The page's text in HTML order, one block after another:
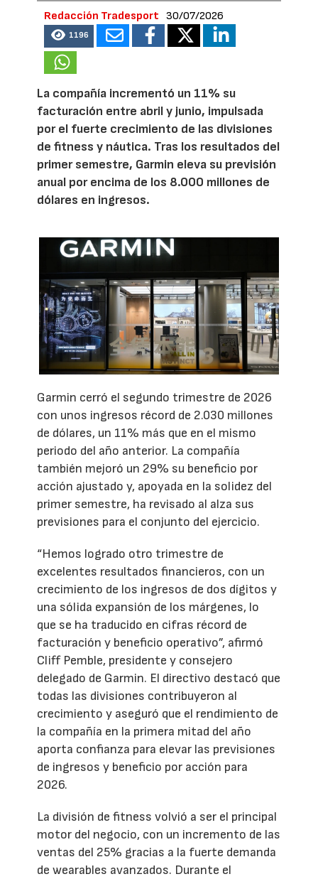
Redacción Tradesport 30/07/2026
1196
La compañía incrementó un 11% su
facturación entre abril y junio, impulsada
por el fuerte crecimiento de las divisiones
de fitness y náutica. Tras los resultados del
primer semestre, Garmin eleva su previsión
anual por encima de los 8.000 millones de
dólares en ingresos.
Garmin cerró el segundo trimestre de 2026
con unos ingresos récord de 2.030 millones
de dólares, un 11% más que en el mismo
periodo del año anterior. La compañía
también mejoró un 29% su beneficio por
acción ajustado y, apoyada en la solidez del
primer semestre, ha revisado al alza sus
previsiones para el conjunto del ejercicio.
“Hemos logrado otro trimestre de
excelentes resultados financieros, con un
crecimiento de los ingresos de dos dígitos y
una sólida expansión de los márgenes, lo
que se ha traducido en cifras récord de
facturación y beneficio operativo”, afirmó
Cliff Pemble, presidente y consejero
delegado de Garmin. El directivo destacó que
todas las divisiones contribuyeron al
crecimiento y aseguró que el rendimiento de
la compañía en la primera mitad del año
aporta confianza para elevar las previsiones
de ingresos y beneficio por acción para
2026.
La división de fitness volvió a ser el principal
motor del negocio, con un incremento de las
ventas del 25% gracias a la fuerte demanda
de wearables avanzados. Durante el